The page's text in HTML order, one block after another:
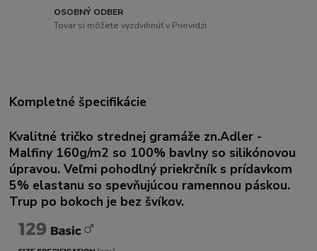
OSOBNÝ ODBER
Tovar si môžete vyzdvihnúť v Prievidzi
Kompletné špecifikácie
Kvalitné tričko strednej gramáže zn.Adler -
Malfiny 160g/m2 so 100% bavlny so silikónovou
úpravou. Veľmi pohodlný priekrčník s prídavkom
5% elastanu so spevňujúcou ramennou páskou.
Trup po bokoch je bez švíkov.